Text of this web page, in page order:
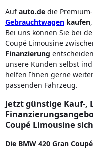
Aufauto.de die
Gebrauchtwagen kaufen,
Bei uns können Sie bei
Coupé Limousine
Finanzierung
unsere Kunden selbst
helfen Ihnen gerne
passenden Fahrzeug.
Jetzt günstige Kauf-,
Coupé Limousine
Die BMW 420 Gran